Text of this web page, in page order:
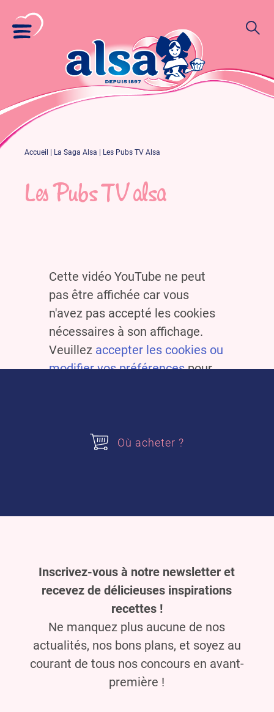
Accueil La Saga Alsa Les Pubs TV Alsa
Les Pubs TV alsa
Cette vidéo YouTube ne peut
pas être affichée car vous
n'avez pas accepté les cookies
nécessaires à son affichage.
Veuillez accepter les cookies ou
modifier vos préférencespour
pépites de chocolat alsa pour
Où acheter ?
Inscrivez-vous à notre newsletter et
recevez de délicieuses inspirations
recettes !
Ne manquez plus aucune de nos
actualités, nos bons plans, et soyez au
courant de tous nos concours en avant-
première !